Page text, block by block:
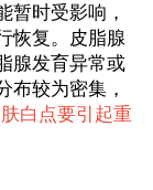
暂时受影响，
恢复。皮脂腺
腺发育异常或
布较为密集，
白点要引起重